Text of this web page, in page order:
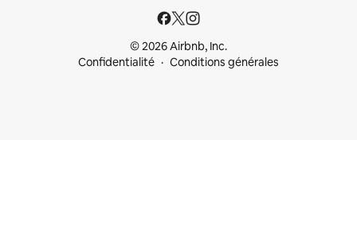
© 2026 Airbnb, Inc.
Confidentialité
Conditions générales